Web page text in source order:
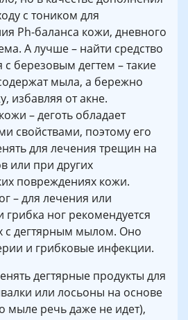
с тоником для
Ph-баланса кожи, дневного
А лучше – найти средство
березовым дегтем – такие
мыла, а бережно
избавляя от акне.
– деготь обладает
свойствами, поэтому его
для лечения трещин на
или при других
повреждениях кожи.
– для лечения или
грибка ног рекомендуется
с дегтярным мылом. Оно
и грибковые инфекции.
дегтярные продукты для
или лосьоны на основе
мыле речь даже не идет),